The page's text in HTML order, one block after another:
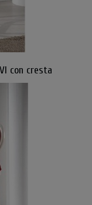
con cresta